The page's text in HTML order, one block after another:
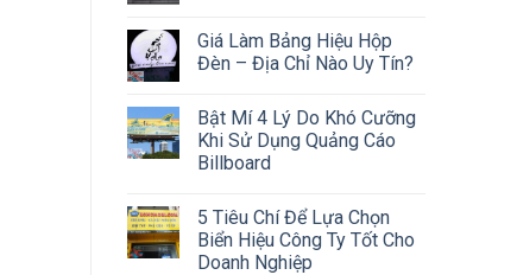
Giá Làm Bảng Hiệu Hộp
Đèn – Địa Chỉ Nào Uy Tín?
Bật Mí 4 Lý Do Khó Cưỡng
Khi Sử Dụng Quảng Cáo
Billboard
5 Tiêu Chí Để Lựa Chọn
Biển Hiệu Công Ty Tốt Cho
Doanh Nghiệp